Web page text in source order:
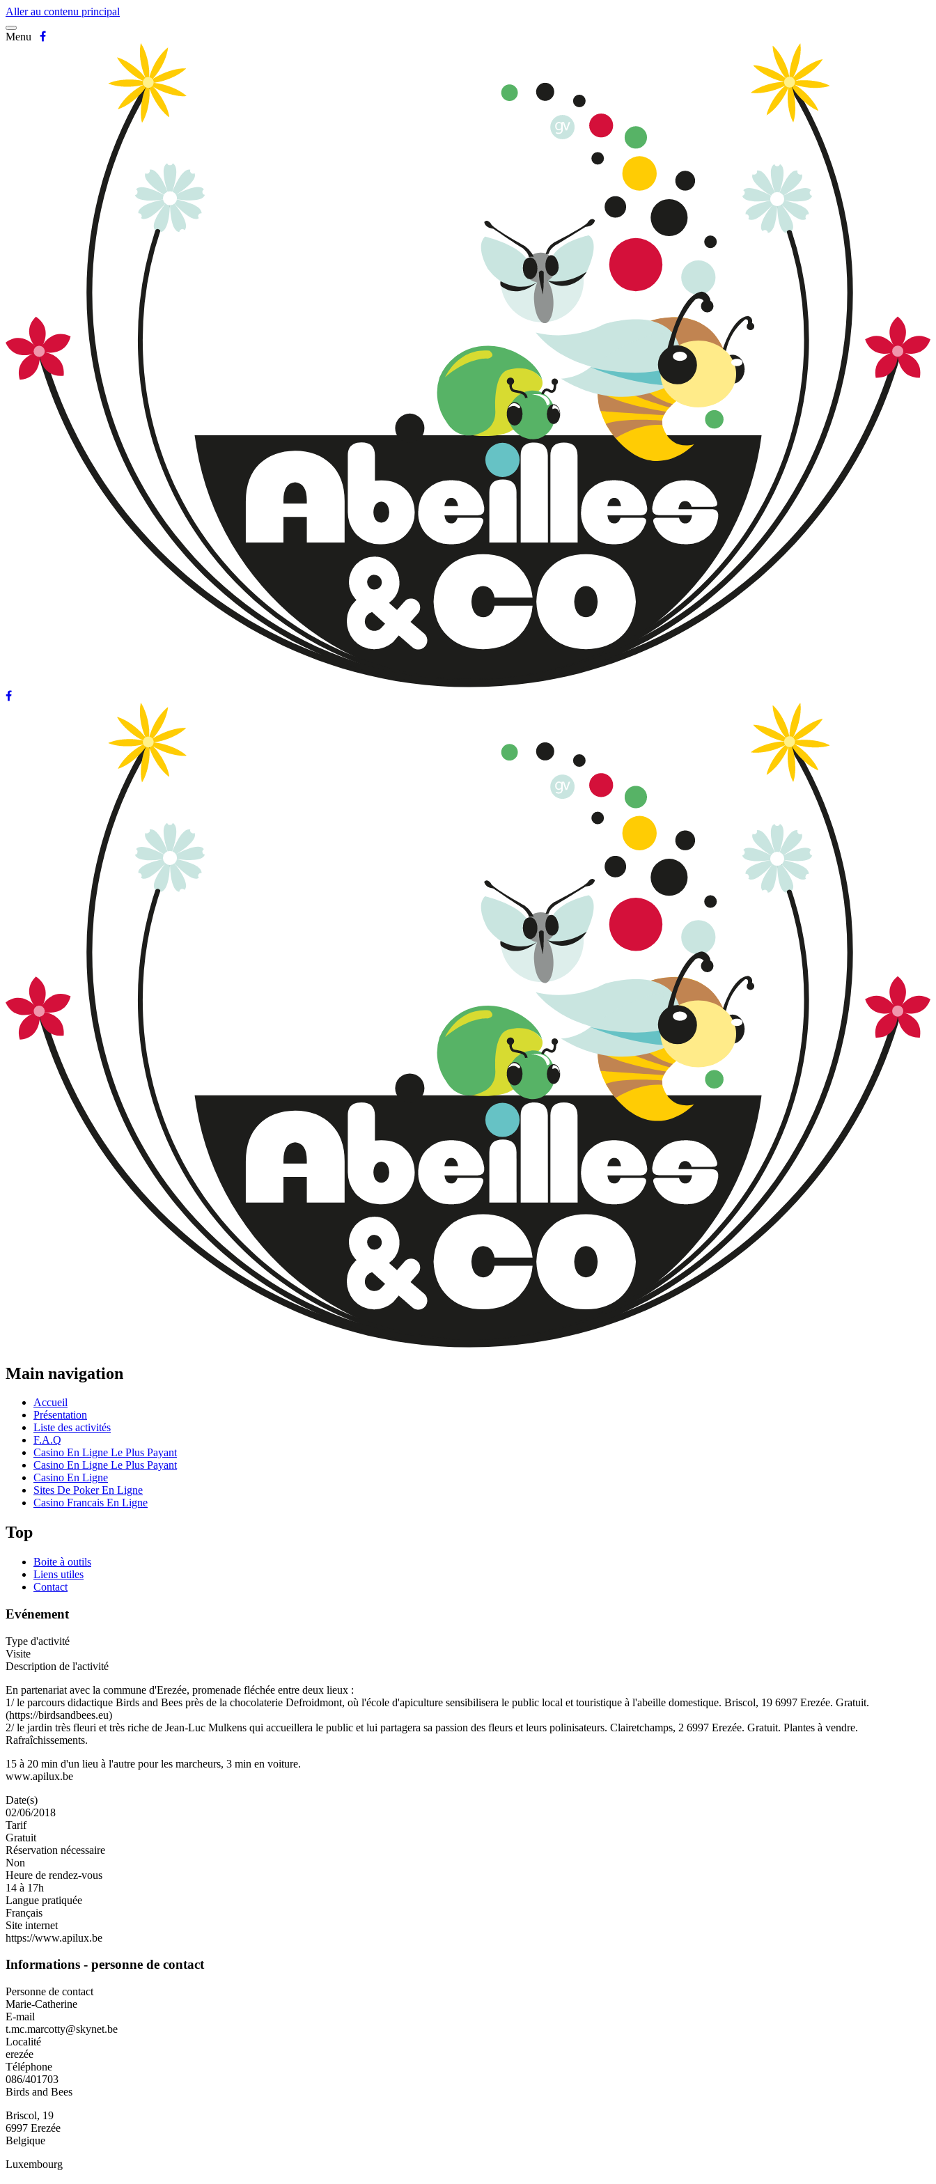
Aller au contenu principal
Menu
Main navigation
Accueil
Présentation
Liste des activités
F.A.Q
Casino En Ligne Le Plus Payant
Casino En Ligne Le Plus Payant
Casino En Ligne
Sites De Poker En Ligne
Casino Francais En Ligne
Top
Boite à outils
Liens utiles
Contact
Evénement
Type d'activité
Visite
Description de l'activité
En partenariat avec la commune d'Erezée, promenade fléchée entre deux lieux :
1/ le parcours didactique Birds and Bees près de la chocolaterie Defroidmont, où l'école d'apiculture sensibilisera le public local et touristique à l'abeille domestique. Briscol, 19 6997 Erezée. Gratuit.
(https://birdsandbees.eu)
2/ le jardin très fleuri et très riche de Jean-Luc Mulkens qui accueillera le public et lui partagera sa passion des fleurs et leurs polinisateurs. Clairetchamps, 2 6997 Erezée. Gratuit. Plantes à vendre.
Rafraîchissements.
15 à 20 min d'un lieu à l'autre pour les marcheurs, 3 min en voiture.
www.apilux.be
Date(s)
02/06/2018
Tarif
Gratuit
Réservation nécessaire
Non
Heure de rendez-vous
14 à 17h
Langue pratiquée
Français
Site internet
https://www.apilux.be
Informations - personne de contact
Personne de contact
Marie-Catherine
E-mail
t.mc.marcotty@skynet.be
Localité
erezée
Téléphone
086/401703
Birds and Bees
Briscol, 19
6997 Erezée
Belgique
Luxembourg